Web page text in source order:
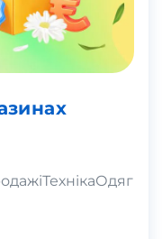
ТехнікаОдяг